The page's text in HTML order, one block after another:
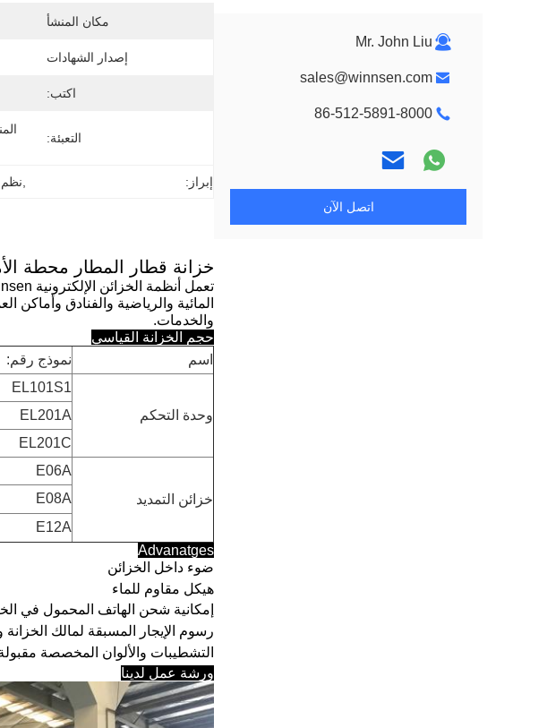
Mr. John Liu
sales@winnsen.com
86-512-5891-8000
اتصل الآن
مكان المنشأ
إصدار الشهادات
اكتب:
التعبئة:
إبراز:
خزانة قطار المطار محطة
المائية والرياضية والفنادق وأماكن
والخدمات.
حجم الخزانة القياسي
اسم
نموذج رقم:
وحدة التحكم
EL101S1
EL201A
EL201C
خزائن التمديد
E06A
E08A
E12A
Advanatges
ضوء داخل الخزائن
هيكل مقاوم للماء
إمكانية شحن الهاتف المحمول في
رسوم الإيجار المسبقة لمالك
التشطيبات والألوان المخصصة
ورشة عمل لدينا